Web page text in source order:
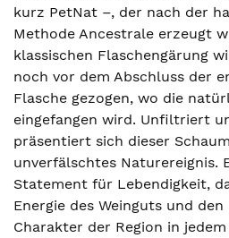
kurz PetNat –, der nach der
Methode Ancestrale erzeugt
klassischen Flaschengärung
noch vor dem Abschluss der
Flasche gezogen, wo die
eingefangen wird. Unfiltriert
präsentiert sich dieser
unverfälschtes Naturereignis.
Statement für Lebendigkeit,
Energie des Weinguts und
Charakter der Region in